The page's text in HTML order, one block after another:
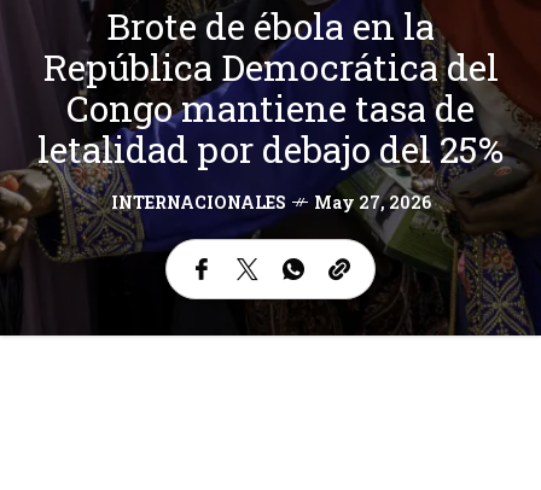
Brote de ébola en la
República Democrática del
Congo mantiene tasa de
letalidad por debajo del 25%
INTERNACIONALES May 27, 2026